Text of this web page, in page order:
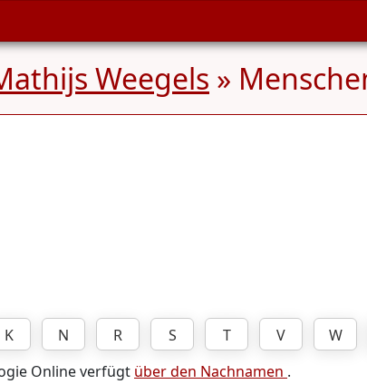
Weegels »
K N R S T V W
Online verfügt über den Nachnamen .